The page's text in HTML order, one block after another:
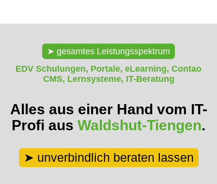
gesamtes Leistungsspektrum
EDV Schulungen, Portale, eLearning, Contao
CMS, Lernsysteme, IT-Beratung
Alles aus einer Hand vom IT-
Profi aus Waldshut-Tiengen.
unverbindlich beraten lassen